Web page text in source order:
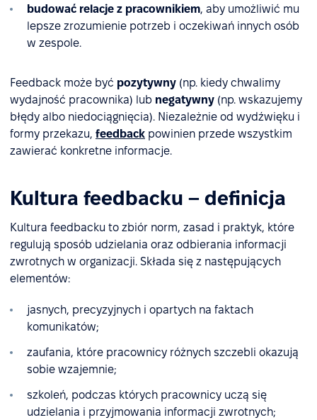
budować relacje z pracownikiem, aby umożliwić mu
lepsze zrozumienie potrzeb i oczekiwań innych osób
w zespole.
Feedback może być pozytywny (np. kiedy chwalimy
wydajność pracownika) lub negatywny (np. wskazujemy
błędy albo niedociągnięcia). Niezależnie od wydźwięku i
formy przekazu, feedback powinien przede wszystkim
zawierać konkretne informacje.
Kultura feedbacku – definicja
Kultura feedbacku to zbiór norm, zasad i praktyk, które
regulują sposób udzielania oraz odbierania informacji
zwrotnych w organizacji. Składa się z następujących
elementów:
jasnych, precyzyjnych i opartych na faktach
komunikatów;
zaufania, które pracownicy różnych szczebli okazują
sobie wzajemnie;
szkoleń, podczas których pracownicy uczą się
udzielania i przyjmowania informacji zwrotnych;